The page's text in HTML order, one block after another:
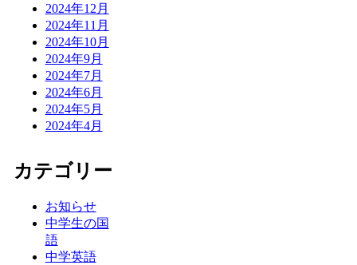
2024年12月
2024年11月
2024年10月
2024年9月
2024年7月
2024年6月
2024年5月
2024年4月
カテゴリー
お知らせ
中学生の国
語
中学英語